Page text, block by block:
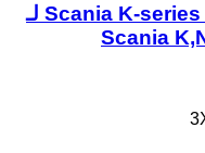
جهاز التدفئة Scania K-series (01.06-) 92786037 لـ